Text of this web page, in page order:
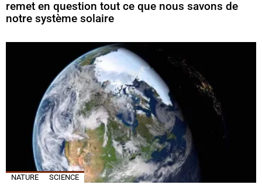
remet en question tout ce que nous savons de
notre système solaire
NATURE SCIENCE